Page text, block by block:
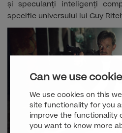
Can we use
We use cookies on this
site functionality for you
improve the functionality
you want to know more
și speculanți inteligenți
specific universului lui Guy